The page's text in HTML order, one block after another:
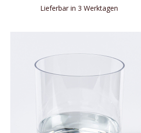
Lieferbar in 3 Werktagen